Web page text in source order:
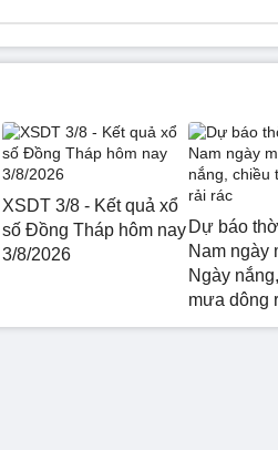
XSDT 3/8 - Kết quả xổ
số Đồng Tháp hôm nay
3/8/2026
Dự báo
Nam ngày
Ngày
mưa dông